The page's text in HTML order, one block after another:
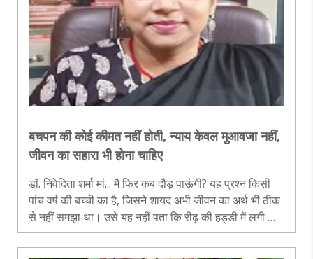
बचपन की कोई कीमत नहीं होती, न्याय केवल मुआवजा नहीं,
जीवन का सहारा भी होना चाहिए
डॉ. निवेदिता शर्मा मां... मैं फिर कब दौड़ पाऊंगी? यह प्रश्न किसी
पांच वर्ष की बच्ची का है, जिसने शायद अभी जीवन का अर्थ भी ठीक
से नहीं समझा था। उसे यह नहीं पता कि रीढ़ की हड्डी में लगी चोट
क्या होती है, स्थायी लकवा क्या होता है और व्हीलचेयर पर..